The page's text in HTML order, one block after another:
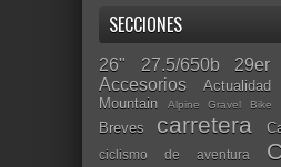
SECCIONES
26" 27.5/650b 29er
Accesorios Actualidad
Mountain
Alpine Gravel Bike
Breves carretera
ciclismo de aventura